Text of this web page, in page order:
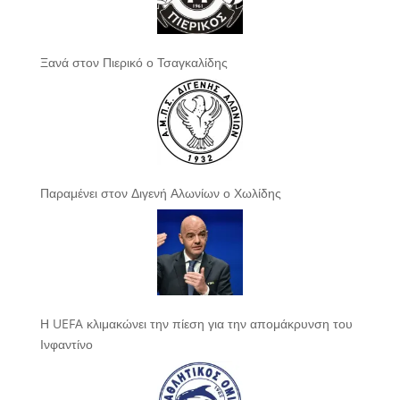
Ξανά στον Πιερικό ο Τσαγκαλίδης
Παραμένει στον Διγενή Αλωνίων ο Χωλίδης
Η UEFA κλιμακώνει την πίεση για την απομάκρυνση του
Ινφαντίνο